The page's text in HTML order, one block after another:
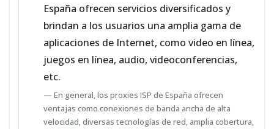
España ofrecen servicios diversificados y
brindan a los usuarios una amplia gama de
aplicaciones de Internet, como video en línea,
juegos en línea, audio, videoconferencias,
etc.
En general, los proxies ISP de España ofrecen
ventajas como conexiones de banda ancha de alta
velocidad, diversas tecnologías de red, amplia cobertura,